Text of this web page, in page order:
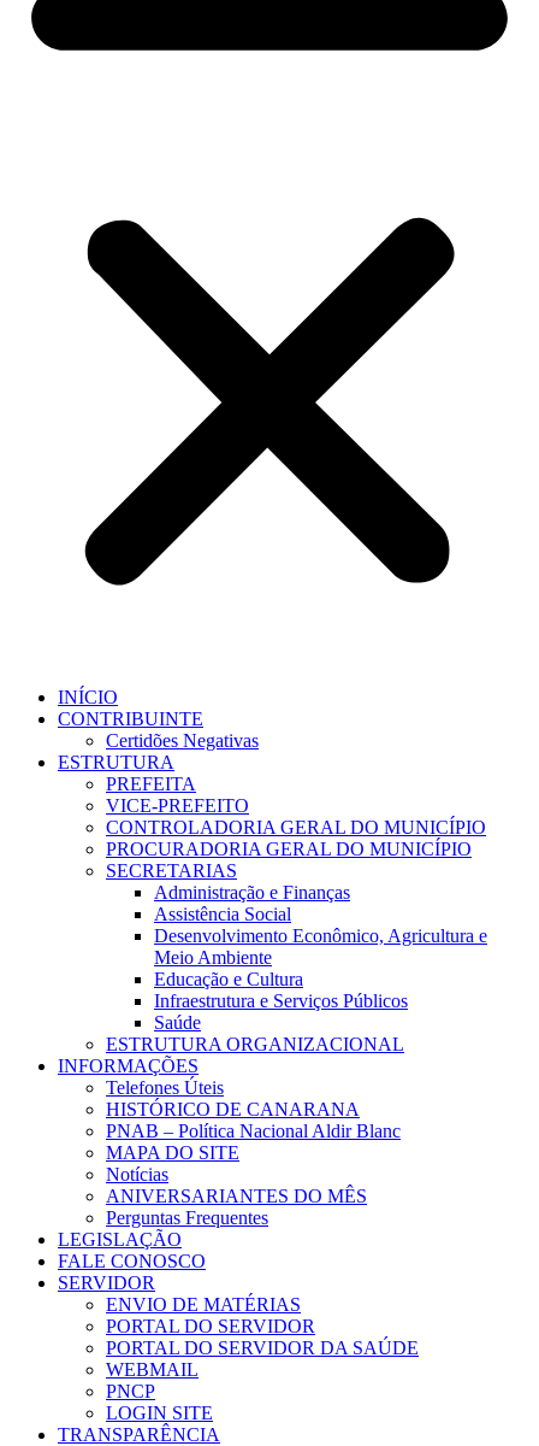
INÍCIO
CONTRIBUINTE
Certidões Negativas
ESTRUTURA
PREFEITA
VICE-PREFEITO
CONTROLADORIA GERAL DO MUNICÍPIO
PROCURADORIA GERAL DO MUNICÍPIO
SECRETARIAS
Administração e Finanças
Assistência Social
Desenvolvimento Econômico, Agricultura e
Meio Ambiente
Educação e Cultura
Infraestrutura e Serviços Públicos
Saúde
ESTRUTURA ORGANIZACIONAL
INFORMAÇÕES
Telefones Úteis
HISTÓRICO DE CANARANA
PNAB – Política Nacional Aldir Blanc
MAPA DO SITE
Notícias
ANIVERSARIANTES DO MÊS
Perguntas Frequentes
LEGISLAÇÃO
FALE CONOSCO
SERVIDOR
ENVIO DE MATÉRIAS
PORTAL DO SERVIDOR
PORTAL DO SERVIDOR DA SAÚDE
WEBMAIL
PNCP
LOGIN SITE
TRANSPARÊNCIA